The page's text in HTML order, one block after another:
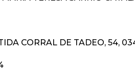
CORRAL DE TADEO, 54,